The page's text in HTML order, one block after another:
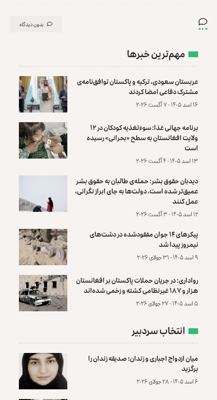
بدون دیدگاه
مهم‌ترین خبرها
عربستان سعودی، ترکیه و پاکستان توافق‌نامه‌ی
مشترک دفاعی امضا کردند
۱۶ اسد ۱۴۰۵ - ۷ آگست ۲۰۲۶
برنامه جهانی غذا: سوءتغذیه کودکان در ۱۲
ولایت افغانستان به سطح «بحرانی» رسیده
است
۱۳ اسد ۱۴۰۵ - ۴ آگست ۲۰۲۶
دیدبان حقوق بشر: حمله‌ی طالبان به حقوق بشر
عمیق‌تر شده است، دولت‌ها به جای ابراز نگرانی،
عمل کنند
۱۲ اسد ۱۴۰۵ - ۳ آگست ۲۰۲۶
پیکرهای ۱۴ جوان مفقودشده در دشت‌های
نیمروز پیدا شد
۹ اسد ۱۴۰۵ - ۳۱ جولای ۲۰۲۶
رواداری: در جریان حملات پاکستان بر افغانستان
هزار و ۱۸۷ غیرنظامی کشته و زخمی شده‌اند
۵ اسد ۱۴۰۵ - ۲۷ جولای ۲۰۲۶
انتخاب سردبیر
میان ازدواج اجباری و زندان؛ صدیقه زندان را
برگزید
۶ اسد ۱۴۰۵ - ۲۸ جولای ۲۰۲۶